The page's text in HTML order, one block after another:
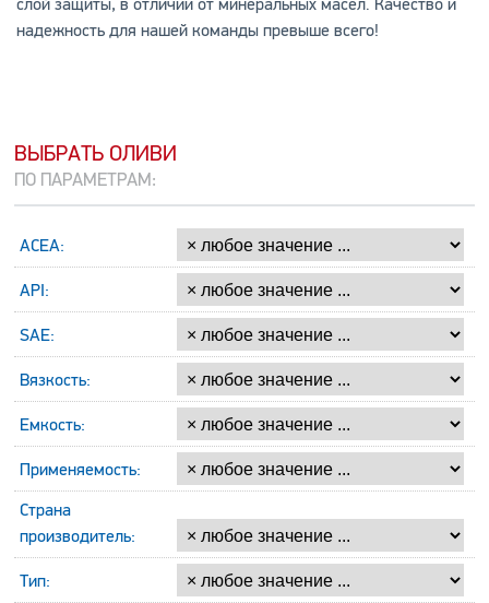
надежность для нашей команды превыше всего!
ВЫБРАТЬ ОЛИВИ
ПО ПАРАМЕТРАМ:
ACEA:
API:
SAE:
Вязкость:
Емкость:
Применяемость:
Страна
производитель:
Тип: